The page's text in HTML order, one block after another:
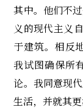
其中。他们不
义的现代主义
于建筑。相反
我试图确保所
论。我同意现
生活，并就其